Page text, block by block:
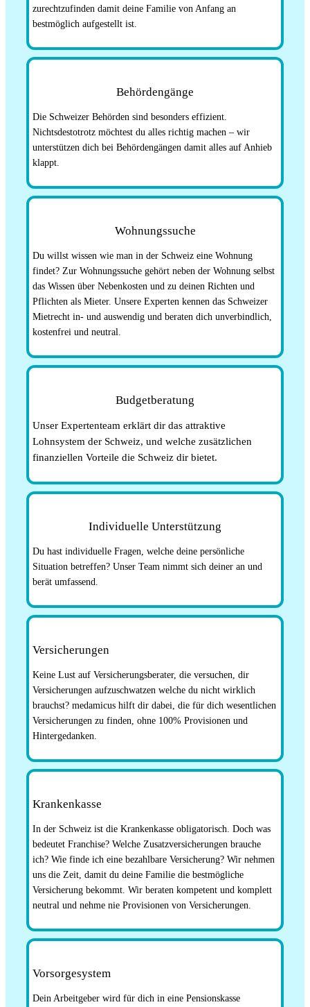
zurechtzufinden damit deine Familie von Anfang an
bestmöglich aufgestellt ist.
Behördengänge
Die Schweizer Behörden sind besonders effizient.
Nichtsdestotrotz möchtest du alles richtig machen – wir
unterstützen dich bei Behördengängen damit alles auf Anhieb
klappt.
Wohnungssuche
Du willst wissen wie man in der Schweiz eine Wohnung
findet? Zur Wohnungssuche gehört neben der Wohnung selbst
das Wissen über Nebenkosten und zu deinen Richten und
Pflichten als Mieter. Unsere Experten kennen das Schweizer
Mietrecht in- und auswendig und beraten dich unverbindlich,
kostenfrei und neutral.
Budgetberatung
Unser Expertenteam erklärt dir das attraktive
Lohnsystem der Schweiz, und welche zusätzlichen
finanziellen Vorteile die Schweiz dir bietet.
Individuelle Unterstützung
Du hast individuelle Fragen, welche deine persönliche
Situation betreffen? Unser Team nimmt sich deiner an und
berät umfassend.
Versicherungen
Keine Lust auf Versicherungsberater, die versuchen, dir
Versicherungen aufzuschwatzen welche du nicht wirklich
brauchst? medamicus hilft dir dabei, die für dich wesentlichen
Versicherungen zu finden, ohne 100% Provisionen und
Hintergedanken.
Krankenkasse
In der Schweiz ist die Krankenkasse obligatorisch. Doch was
bedeutet Franchise? Welche Zusatzversicherungen brauche
ich? Wie finde ich eine bezahlbare Versicherung? Wir nehmen
uns die Zeit, damit du deine Familie die bestmögliche
Versicherung bekommt. Wir beraten kompetent und komplett
neutral und nehme nie Provisionen von Versicherungen.
Vorsorgesystem
Dein Arbeitgeber wird für dich in eine Pensionskasse